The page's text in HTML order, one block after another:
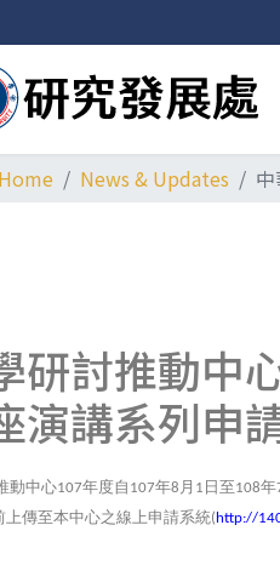
Home News & Updates
研討推動中
演講系列申請
動中心107年度自 107年8 月 1 日至108年
上傳至本中心之線上申請系統( http://